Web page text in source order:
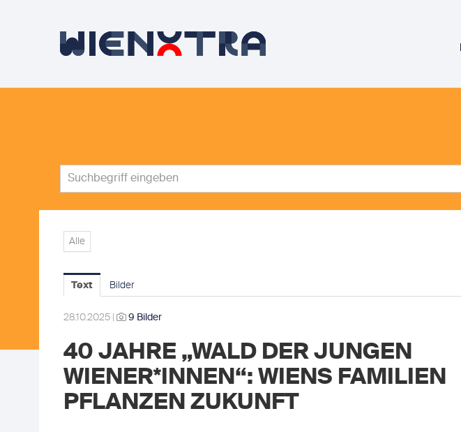
Alle
Text Bilder
28.10.2025 | 9 Bilder
40 JAHRE „WALD DER JUNGEN
WIENER*INNEN“: WIENS FAMILIEN
PFLANZEN ZUKUNFT